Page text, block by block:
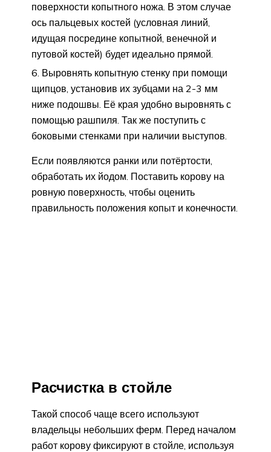
поверхности копытного ножа. В этом случае
ось пальцевых костей (условная линий,
идущая посредине копытной, венечной и
путовой костей) будет идеально прямой.
Выровнять копытную стенку при помощи
щипцов, установив их зубцами на 2-3 мм
ниже подошвы. Её края удобно выровнять с
помощью рашпиля. Так же поступить с
боковыми стенками при наличии выступов.
Если появляются ранки или потёртости,
обработать их йодом. Поставить корову на
ровную поверхность, чтобы оценить
правильность положения копыт и конечности.
Расчистка в стойле
Такой способ чаще всего используют
владельцы небольших ферм. Перед началом
работ корову фиксируют в стойле, используя